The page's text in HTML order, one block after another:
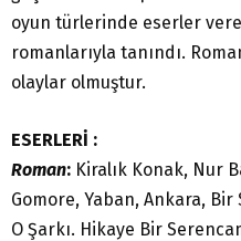
oyun türlerinde eserler
romanlarıyla tanındı.
olaylar olmuştur.
ESERLERİ :
Roman: Kiralık Konak, Nur
Gomore, Yaban, Ankara,
O Şarkı. Hikaye Bir